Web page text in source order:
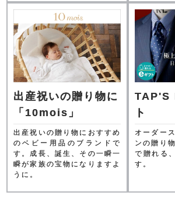
出産祝いの贈り物に
「10mois」
出産祝いの贈り物におすすめ
のベビー用品のブランドで
す。成長、誕生、その一瞬一
瞬が家族の宝物になりますよ
うに。
TAP'S
ト
オーダー
ンの贈り
で贈れる
す。